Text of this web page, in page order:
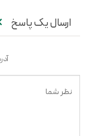
ارسال یک پاسخ